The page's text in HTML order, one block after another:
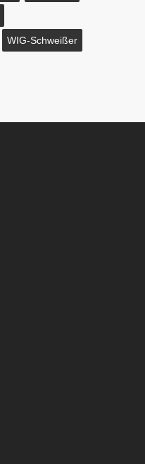
WIG-Schweißer